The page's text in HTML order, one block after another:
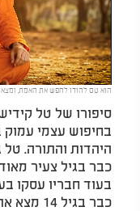
הוא טס להודו לחפש את האמת,
בחיפוש עצמי עמוק
היהדות והתורה.
כבר בגיל צעיר
בעוד חבריו עסקו
כבר